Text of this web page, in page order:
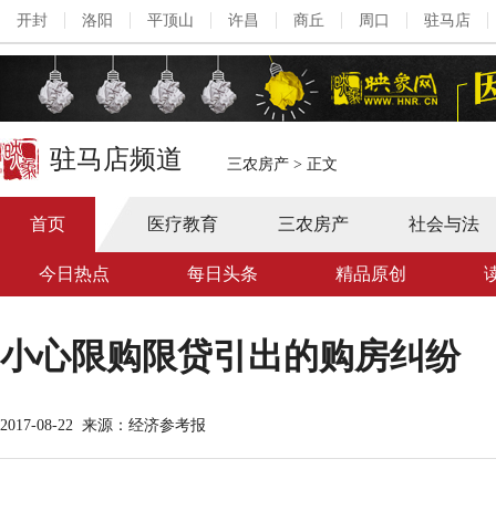
开封 洛阳 平顶山 许昌 商丘 周口 驻马店
驻马店频道 三农房产 > 正文
首页 医疗教育 三农房产 社会与法
今日热点 每日头条 精品原创
小心限购限贷引出的购房纠纷
2017-08-22 来源：经济参考报